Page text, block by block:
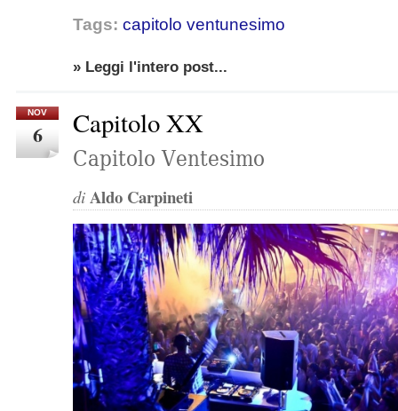
Tags: capitolo ventunesimo
» Leggi l'intero post...
NOV
6 Capitolo XX
Capitolo Ventesimo
di Aldo Carpineti